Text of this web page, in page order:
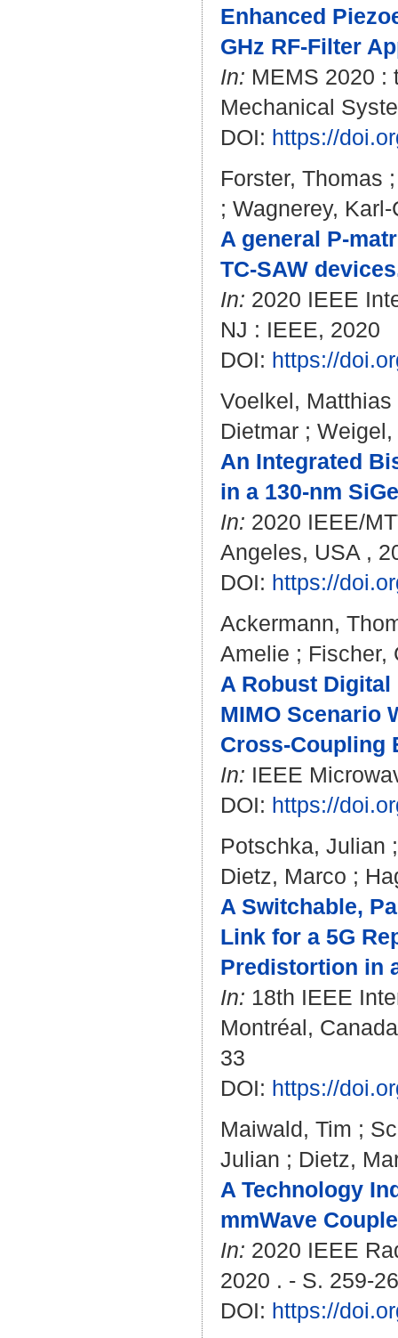
Enhanced
GHz RF-Filter
In: MEMS 2020 :
Mechanical
DOI: https://
Forster, Thomas
; Wagnerey,
A general P-
TC-SAW
In: 2020 IEEE
NJ : IEEE, 2020
DOI: https://
Voelkel, Matthias
Dietmar ; Weigel,
An Integrated
in a 130-nm
In: 2020 IEEE/
Angeles, USA ,
DOI: https://
Ackermann,
Amelie ; Fischer,
A Robust
MIMO Scenario
Cross-Coupling
In: IEEE
DOI: https://
Potschka, Julian
Dietz, Marco ;
A Switchable,
Link for a 5G
Predistortion in
In: 18th IEEE
Montréal,
33
DOI: https://
Maiwald, Tim ;
Julian ; Dietz,
A Technology
mmWave
In: 2020 IEEE
2020 . - S. 259-
DOI: https://